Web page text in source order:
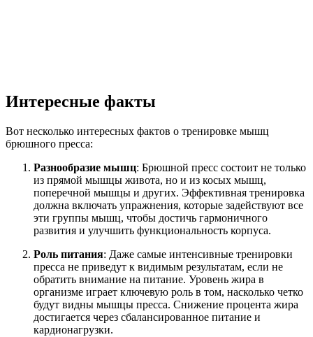
Интересные факты
Вот несколько интересных фактов о тренировке мышц
брюшного пресса:
Разнообразие мышц: Брюшной пресс состоит не только
из прямой мышцы живота, но и из косых мышц,
поперечной мышцы и других. Эффективная тренировка
должна включать упражнения, которые задействуют все
эти группы мышц, чтобы достичь гармоничного
развития и улучшить функциональность корпуса.
Роль питания: Даже самые интенсивные тренировки
пресса не приведут к видимым результатам, если не
обратить внимание на питание. Уровень жира в
организме играет ключевую роль в том, насколько четко
будут видны мышцы пресса. Снижение процента жира
достигается через сбалансированное питание и
кардионагрузки.